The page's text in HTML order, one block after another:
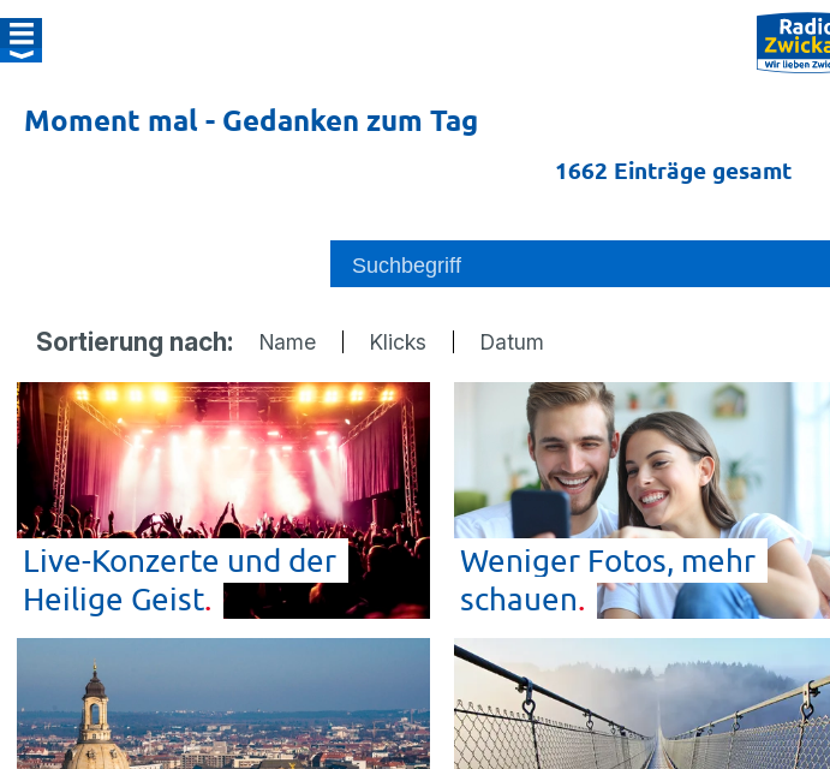
Moment mal - Gedanken zum Tag
1662 Einträge gesamt
Sortierung nach: Name Klicks Datum
Live-Konzerte und der
Heilige Geist
Weniger Fotos, mehr
schauen